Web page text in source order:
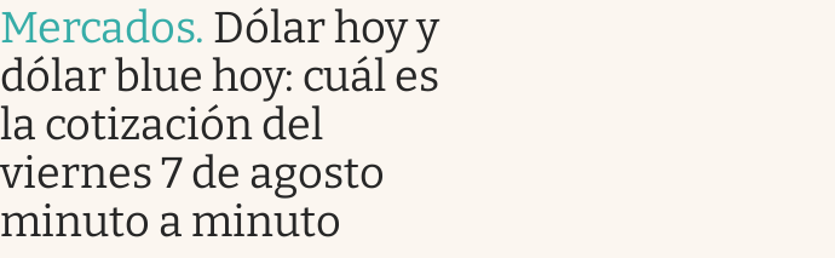
Mercados. Dólar hoy y
dólar blue hoy: cuál es
la cotización del
viernes 7 de agosto
minuto a minuto